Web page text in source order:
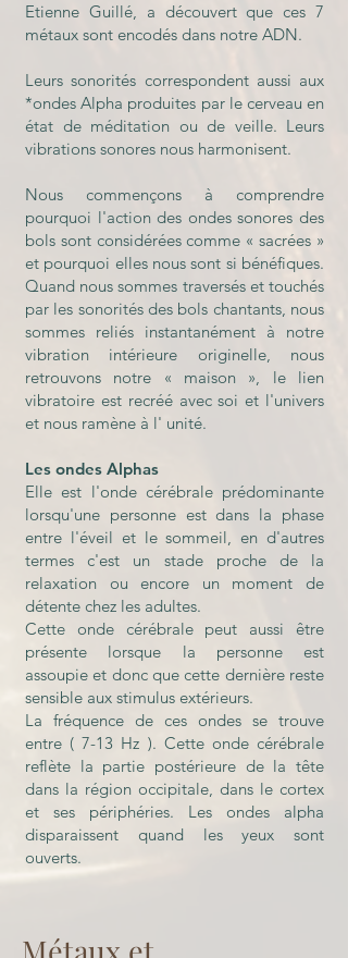
Etienne Guillé, a découvert que ces 7
métaux sont encodés dans notre ADN.
Leurs sonorités correspondent aussi aux
*ondes Alpha produites par le cerveau en
état de méditation ou de veille. Leurs
vibrations sonores nous harmonisent.
Nous commençons à comprendre
pourquoi l'action des ondes sonores des
bols sont considérées comme « sacrées »
et pourquoi elles nous sont si bénéfiques.
Quand nous sommes traversés et touchés
par les sonorités des bols chantants, nous
sommes reliés instantanément à notre
vibration intérieure originelle, nous
retrouvons notre « maison », le lien
vibratoire est recréé avec soi et l'univers
et nous ramène à l' unité.
Les ondes Alphas
Elle est l'onde cérébrale prédominante
lorsqu'une personne est dans la phase
entre l'éveil et le sommeil, en d'autres
termes c'est un stade proche de la
relaxation ou encore un moment de
détente chez les adultes.
Cette onde cérébrale peut aussi être
présente lorsque la personne est
assoupie et donc que cette dernière reste
sensible aux stimulus extérieurs.
La fréquence de ces ondes se trouve
entre ( 7-13 Hz ). Cette onde cérébrale
reflète la partie postérieure de la tête
dans la région occipitale, dans le cortex
et ses périphéries. Les ondes alpha
disparaissent quand les yeux sont
ouverts.